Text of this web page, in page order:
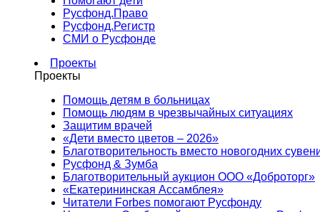
Русфонд.Право
Русфонд.Регистр
СМИ о Русфонде
Проекты
Проекты
Помощь детям в больницах
Помощь людям в чрезвычайных ситуациях
Защитим врачей
«Дети вместо цветов – 2026»
Благотворительность вместо новогодних
Русфонд & Зумба
Благотворительный аукцион ООО «Доброторг»
«Екатерининская Ассамблея»
Читатели Forbes помогают Русфонду